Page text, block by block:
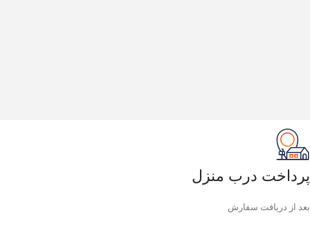
پرداخت درب منزل
بعد از دریافت سفارش